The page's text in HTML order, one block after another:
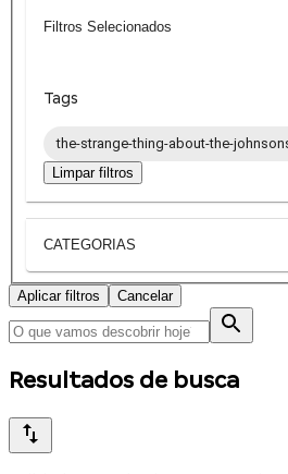
Filtros Selecionados
Tags
the-strange-thing-about-the-
Limpar filtros
CATEGORIAS
Aplicar filtros Cancelar
Resultados de busca